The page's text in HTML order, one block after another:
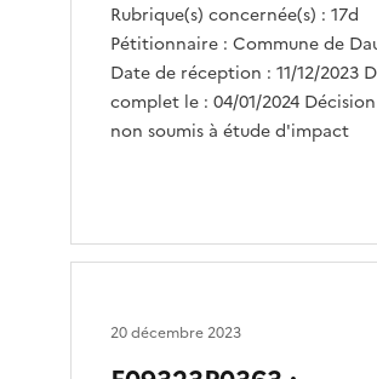
Rubrique(s) concernée(s) : 17d
Pétitionnaire : Commune de
Date de réception : 11/12/2023
complet le : 04/01/2024
non soumis à étude d'impact
20 décembre 2023